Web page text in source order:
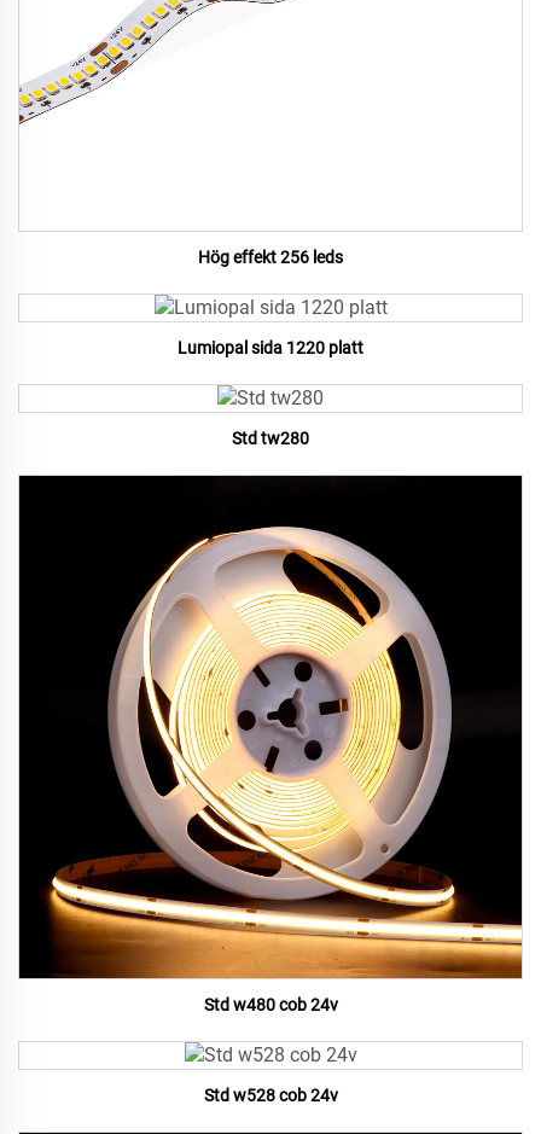
Hög effekt 256 leds
Lumiopal sida 1220 platt
Std tw280
Std w480 cob 24v
Std w528 cob 24v